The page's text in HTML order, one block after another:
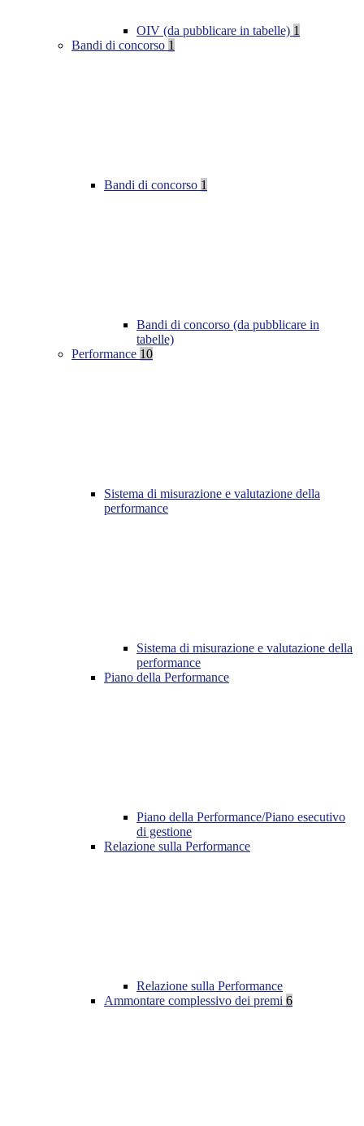
OIV (da pubblicare in tabelle) 1
Bandi di concorso 1
Bandi di concorso 1
Bandi di concorso (da pubblicare in
tabelle)
Performance 10
Sistema di misurazione e valutazione della
performance
Sistema di misurazione e valutazione della
performance
Piano della Performance
Piano della Performance/Piano esecutivo
di gestione
Relazione sulla Performance
Relazione sulla Performance
Ammontare complessivo dei premi 6